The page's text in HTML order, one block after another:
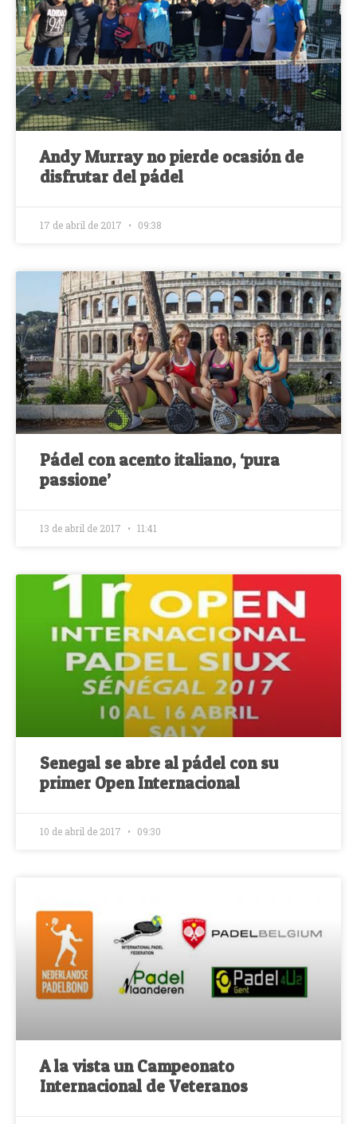
Andy Murray no pierde ocasión de
disfrutar del pádel
17 de abril de 2017 09:38
Pádel con acento italiano, ‘pura
passione’
13 de abril de 2017 11:41
Senegal se abre al pádel con su
primer Open Internacional
10 de abril de 2017 09:30
A la vista un Campeonato
Internacional de Veteranos